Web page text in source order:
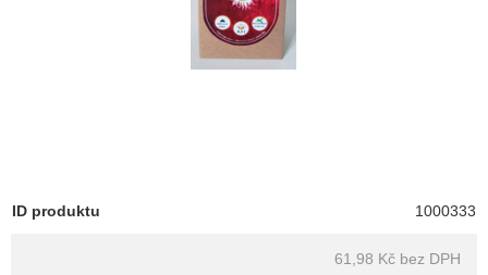
ID produktu 1000333
61,98 Kč bez DPH